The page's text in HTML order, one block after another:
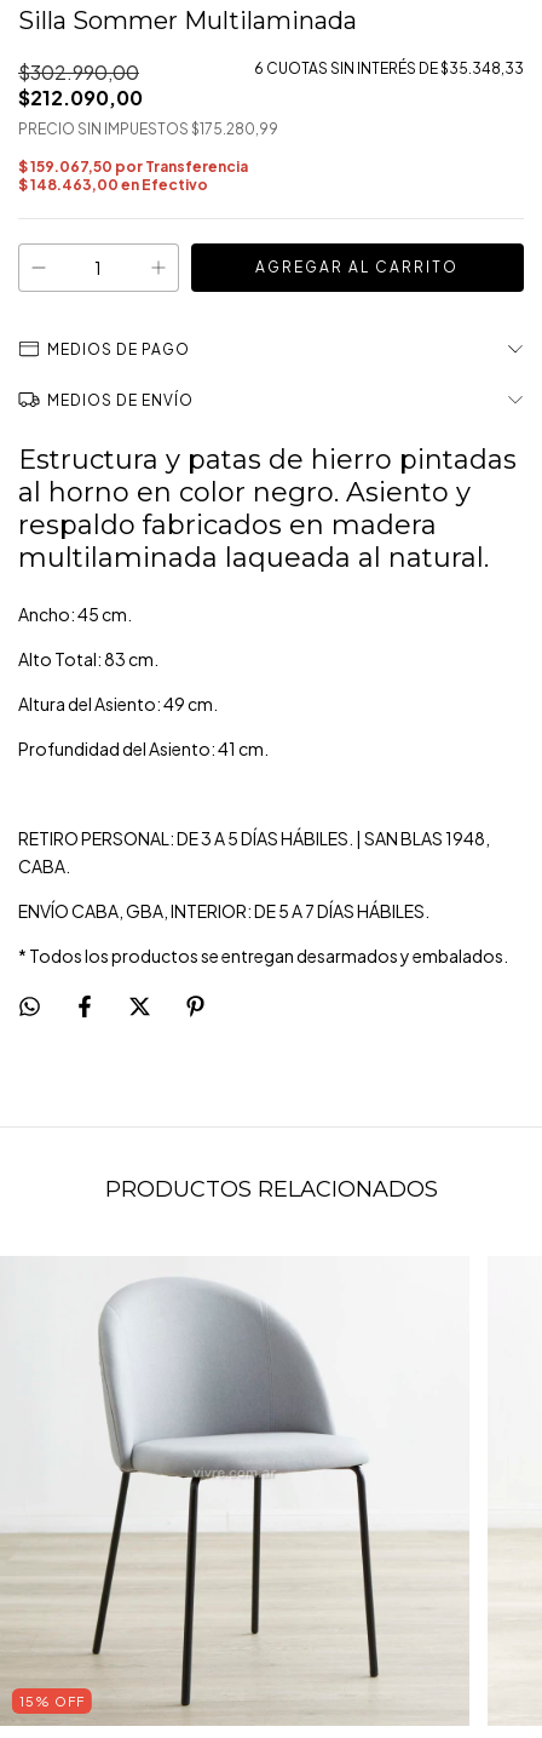
Silla Sommer Multilaminada
$302.990,00
$212.090,00
6 CUOTAS SIN INTERÉS DE$35.348,33
PRECIO SIN IMPUESTOS $175.280,99
MEDIOS DE PAGO
MEDIOS DE ENVÍO
Estructura y patas de hierro pintadas
al horno en color negro. Asiento y
respaldo fabricados en madera
multilaminada laqueada al natural.
Ancho: 45 cm.
Alto Total: 83 cm.
Altura del Asiento: 49 cm.
Profundidad del Asiento: 41 cm.
RETIRO PERSONAL: DE 3 A 5 DÍAS HÁBILES. | SAN BLAS 1948,
CABA.
ENVÍO CABA, GBA, INTERIOR: DE 5 A 7 DÍAS HÁBILES.
* Todos los productos se entregan desarmados y embalados.
PRODUCTOS RELACIONADOS
15 % OFF